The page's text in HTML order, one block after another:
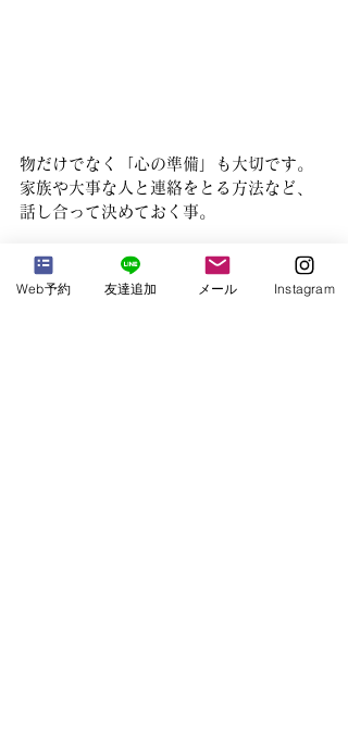
物だけでなく「心の準備」も大切です。
家族や大事な人と連絡をとる方法など、
話し合って決めておく事。
自分に関係ないと思っても、心傷ついた
方々に少し寄り添い体験談を聞いたり、
Web予約 友達追加 メール Instagram